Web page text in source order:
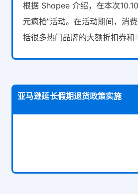
根据 Shopee 介绍，在本次
元疯抢”活动。在活动期间，消
括很多热门品牌的大额折扣券和
亚马逊延长假期退货政策实施